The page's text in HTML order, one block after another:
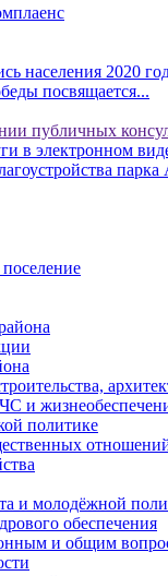
населения 2020
посвящается...
публичных
в электронном
парка
и
политике
и молодёжной
обеспечения
и общим